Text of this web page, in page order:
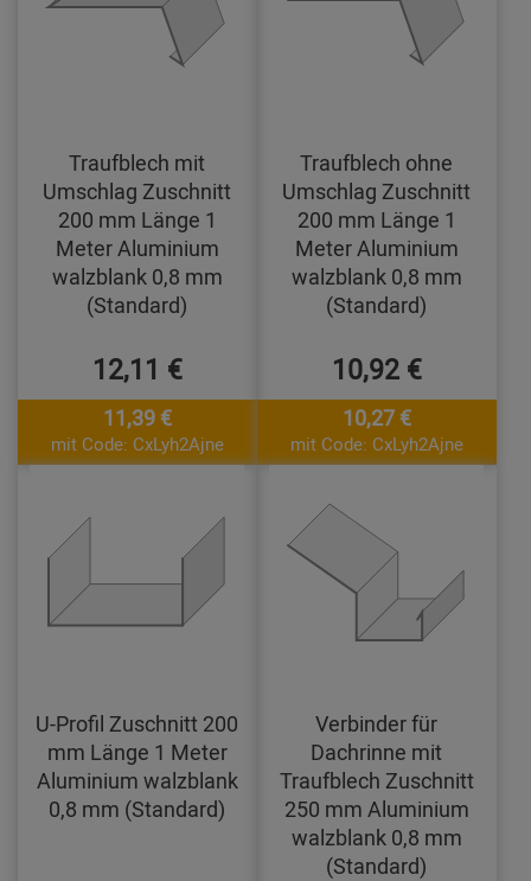
Traufblech mit
Umschlag Zuschnitt
200 mm Länge 1
Meter Aluminium
walzblank 0,8 mm
(Standard)
12,11 €
11,39 €
mit Code: CxLyh2Ajne
Traufblech ohne
Umschlag Zuschnitt
200 mm Länge 1
Meter Aluminium
walzblank 0,8 mm
(Standard)
10,92 €
10,27 €
mit Code: CxLyh2Ajne
U-Profil Zuschnitt 200
mm Länge 1 Meter
Aluminium walzblank
0,8 mm (Standard)
Verbinder für
Dachrinne mit
Traufblech Zuschnitt
250 mm Aluminium
walzblank 0,8 mm
(Standard)